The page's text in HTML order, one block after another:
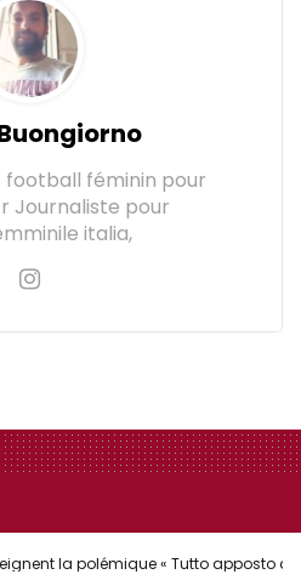
féminin pour
Journaliste pour
italia,
la polémique « Tutto apposto